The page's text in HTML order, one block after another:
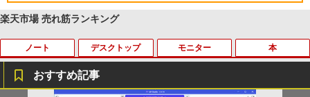
￥3,480
【Amazon.co.jp限定】 い・ろ・は・す 2L P
ET ラベルレス ×8本
￥1,112
薬屋のひとりごと 17巻 (デジタル版ビッグガ
ンガンコミックス)
￥770
楽天市場 売れ筋ランキング
ノート デスクトップ モニター 本
おすすめ記事